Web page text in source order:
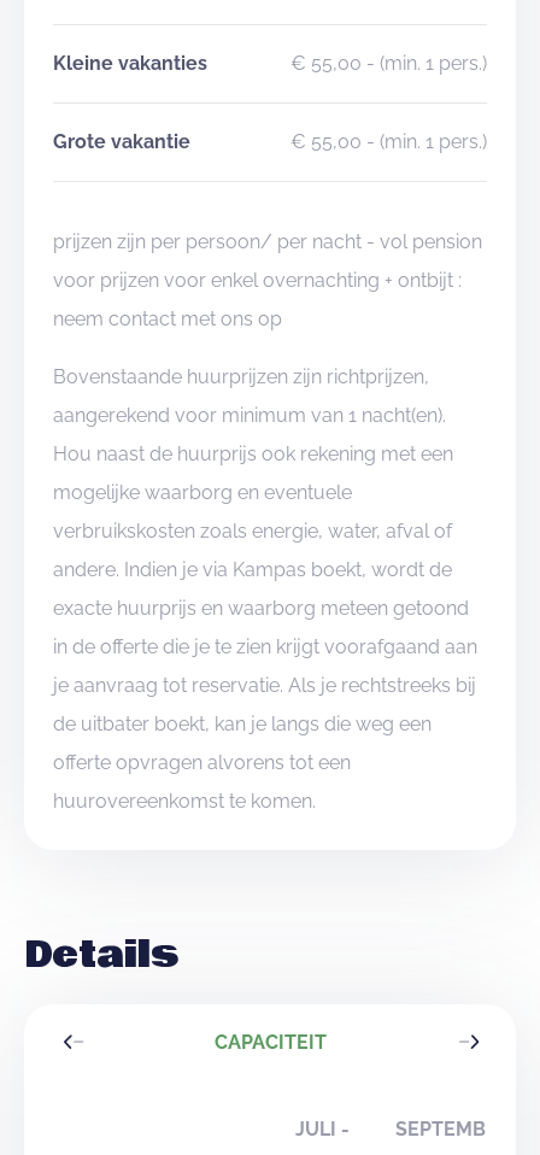
Kleine vakanties € 55,00 - (min. 1 pers.)
Grote vakantie € 55,00 - (min. 1 pers.)
prijzen zijn per persoon/ per nacht - vol pension
voor prijzen voor enkel overnachting + ontbijt :
neem contact met ons op
Bovenstaande huurprijzen zijn richtprijzen,
aangerekend voor minimum van 1 nacht(en).
Hou naast de huurprijs ook rekening met een
mogelijke waarborg en eventuele
verbruikskosten zoals energie, water, afval of
andere. Indien je via Kampas boekt, wordt de
exacte huurprijs en waarborg meteen getoond
in de offerte die je te zien krijgt voorafgaand aan
je aanvraag tot reservatie. Als je rechtstreeks bij
de uitbater boekt, kan je langs die weg een
offerte opvragen alvorens tot een
huurovereenkomst te komen.
Details
CAPACITEIT
JULI -
SEPTEMBER